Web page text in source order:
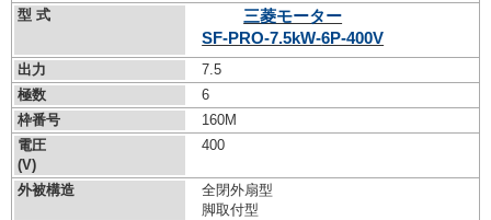
型 式
三菱モーター
SF-PRO-7.5kW-6P-400V
出力
7.5
極数
6
枠番号
160M
電圧
(V)
400
外被構造
全閉外扇型
脚取付型